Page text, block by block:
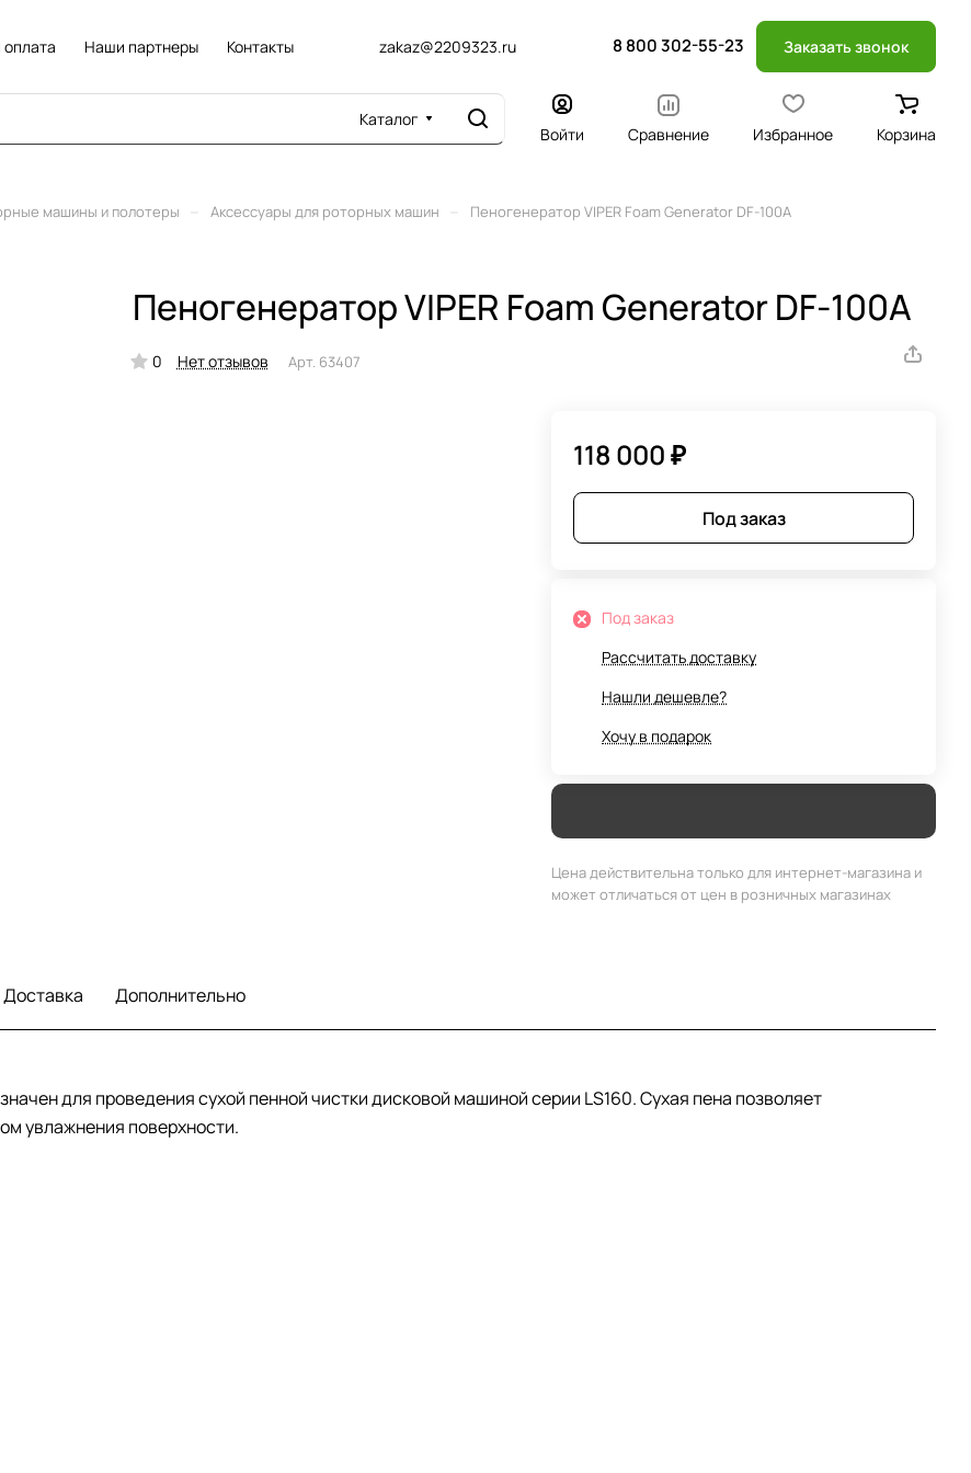
Наши партнеры Контакты zakaz@2209323.ru 8 800 302-55-23 Заказать звонок
Каталог
Войти Сравнение Избранное Корзина
машины и полотеры Аксессуары для роторных машин Пеногенератор VIPER Foam Generator DF-100A
Пеногенератор VIPER Foam Generator DF-100A
0 Нет отзывов Арт. 63407
118 000 ₽
Под заказ
Под заказ
Рассчитать доставку
Нашли дешевле?
Хочу в подарок
Цена действительна только для интернет-магазина и
может отличаться от цен в розничных магазинах
Доставка Дополнительно
для проведения сухой пенной чистки дисковой машиной серии LS160. Сухая пена позволяет
увлажнения поверхности.